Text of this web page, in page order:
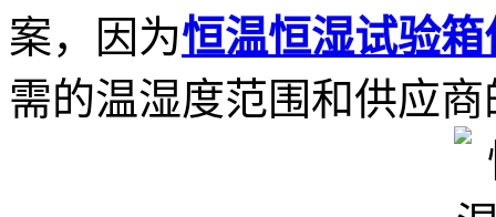
案，因为恒温恒湿试验箱
需的温湿度范围和供应